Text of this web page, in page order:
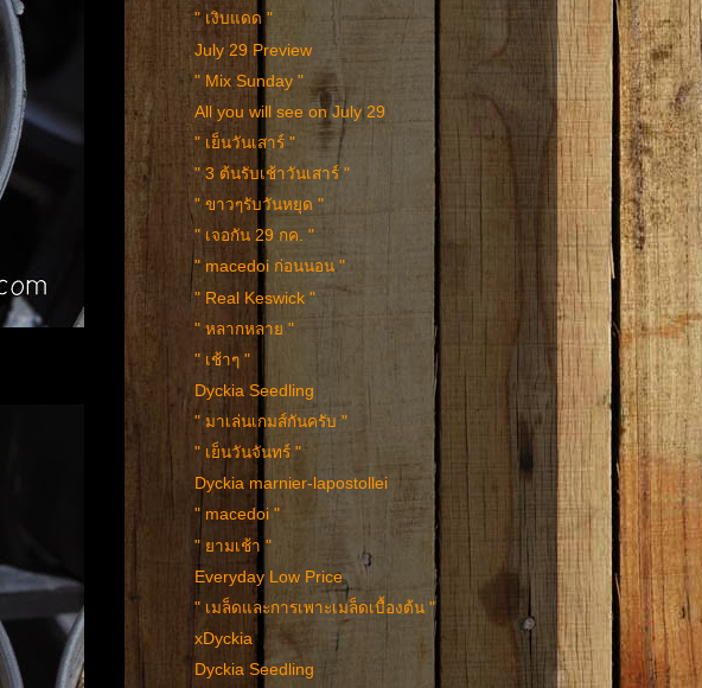
" เงิบแดด "
July 29 Preview
" Mix Sunday "
All you will see on July 29
" เย็นวันเสาร์ "
" 3 ต้นรับเช้าวันเสาร์ "
" ขาวๆรับวันหยุด "
" เจอกัน 29 กค. "
" macedoi ก่อนนอน "
" Real Keswick "
" หลากหลาย "
" เช้าๆ "
Dyckia Seedling
" มาเล่นเกมส์กันครับ "
" เย็นวันจันทร์ "
Dyckia marnier-lapostollei
" macedoi "
" ยามเช้า "
Everyday Low Price
" เมล็ดและการเพาะเมล็ดเบื้องต้น "
xDyckia
Dyckia Seedling